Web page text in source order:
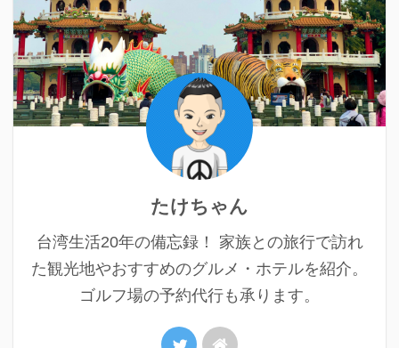
たけちゃん
台湾生活20年の備忘録！ 家族との旅行で訪れ
た観光地やおすすめのグルメ・ホテルを紹介。
ゴルフ場の予約代行も承ります。